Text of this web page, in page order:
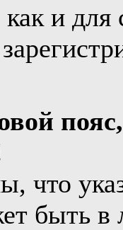
как и
что
быть